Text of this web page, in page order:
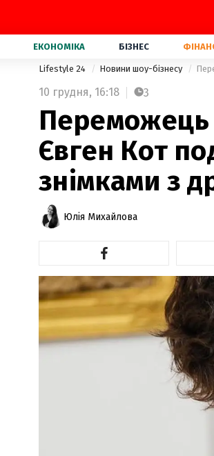
ЕКОНОМІКА БІЗНЕС
Lifestyle 24 Новини шоу-бізнесу
10 грудня, 16:18 3
Переможець
Євген Кот
знімками з
Юлія Михайлова